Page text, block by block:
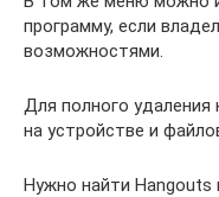
программу, если
возможностями.
Для полного
на устройстве и
Нужно найти Hangouts